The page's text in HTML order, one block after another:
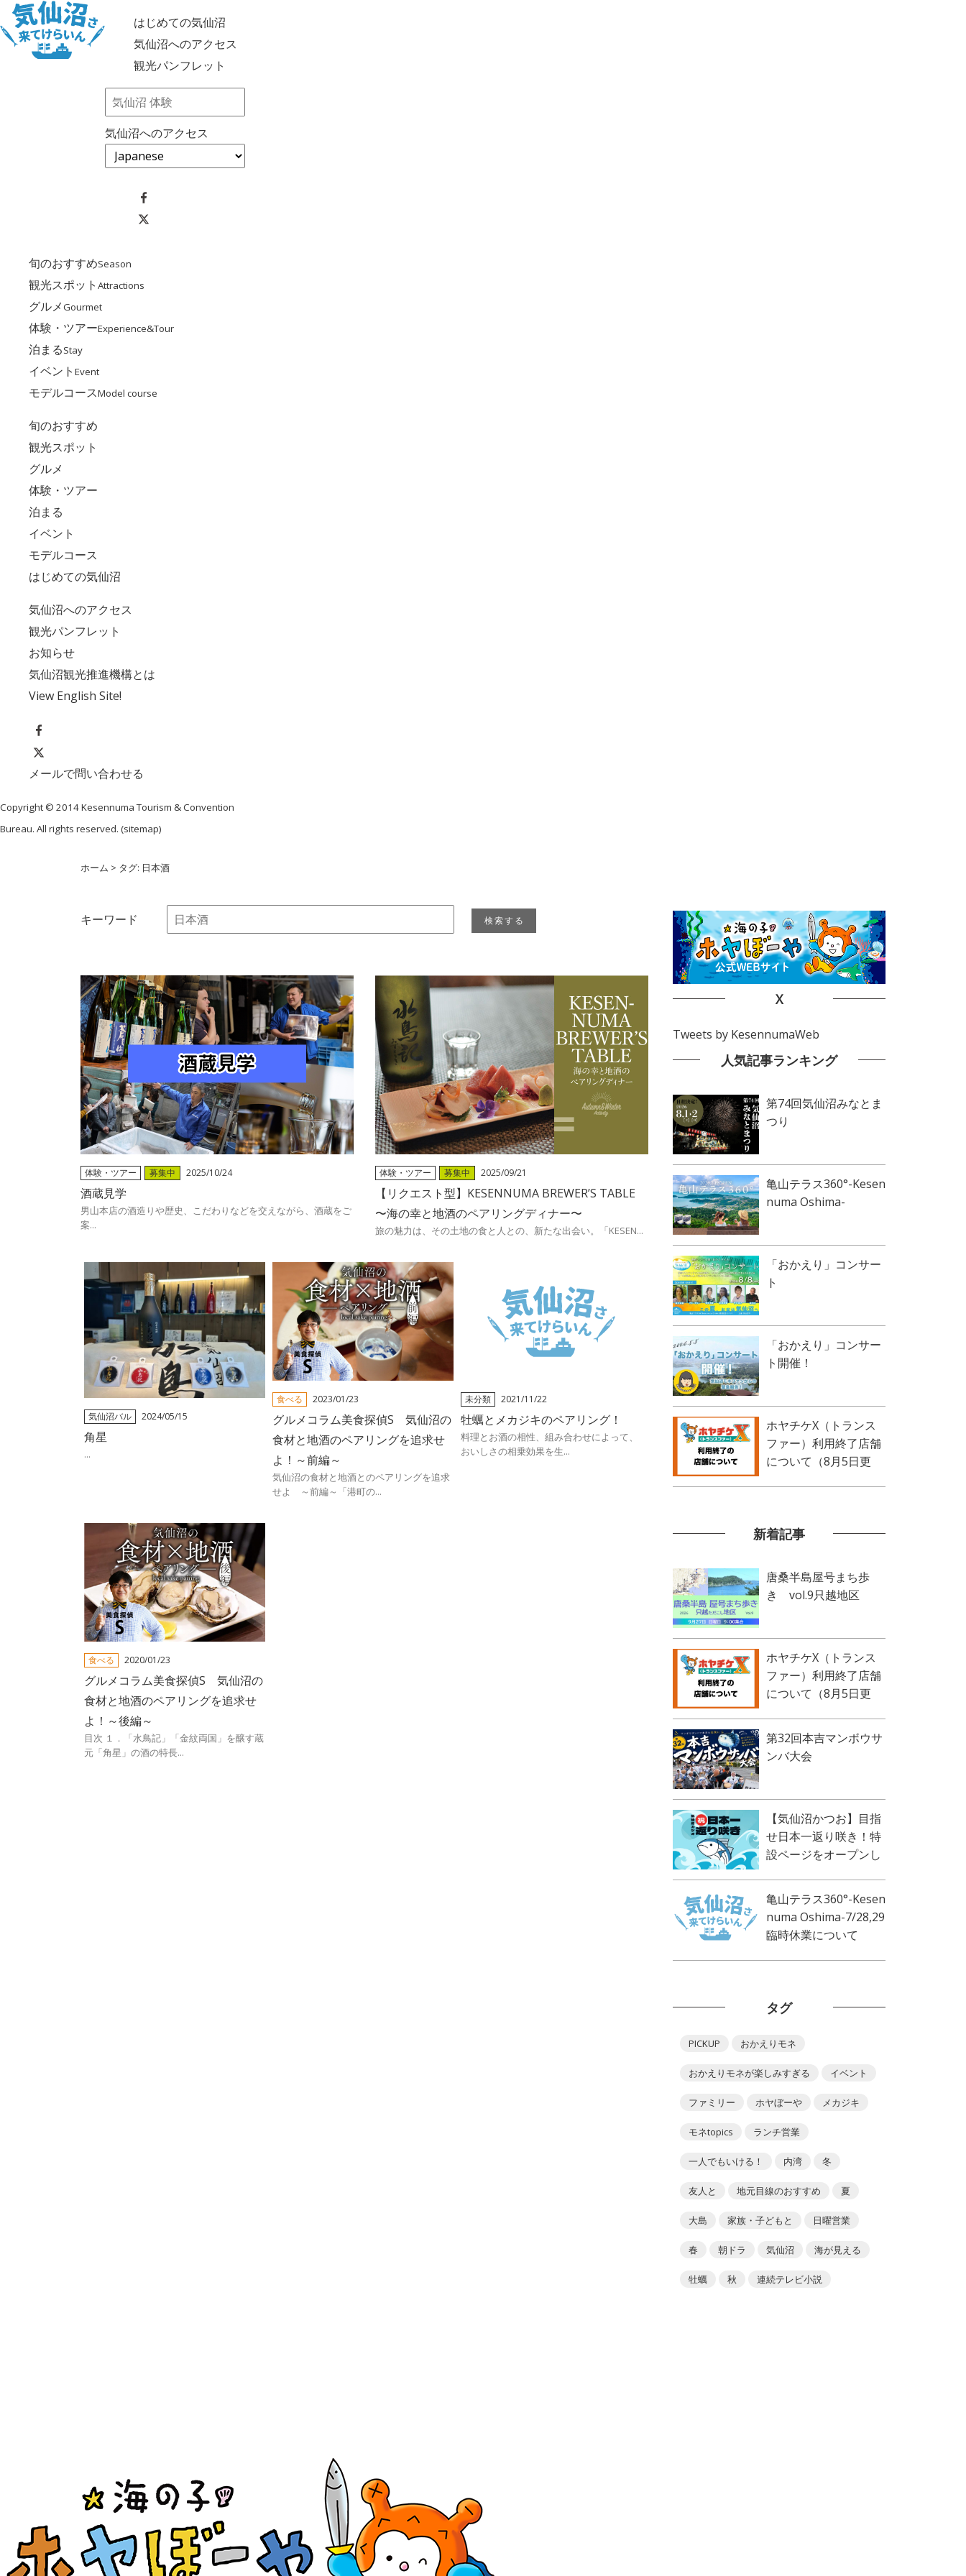
はじめての気仙沼
気仙沼へのアクセス
観光パンフレット
気仙沼へのアクセス
旬のおすすめSeason
観光スポット Attractions
グルメGourmet
体験・ツアーExperience&Tour
泊まるStay
イベント Event
モデルコースModel course
旬のおすすめ
観光スポット
グルメ
体験・ツアー
泊まる
イベント
モデルコース
はじめての気仙沼
気仙沼へのアクセス
観光パンフレット
お知らせ
気仙沼観光推進機構とは
View English Site!
メールで問い合わせる
Copyright © 2014 Kesennuma Tourism & Convention
Bureau. All rights reserved. (sitemap)
ホーム > タグ: 日本酒
キーワード
体験・ツアー 募集中 2025/10/24
酒蔵見学
男山本店の酒造りや歴史、こだわりなどを交えながら、酒蔵をご
案...
体験・ツアー 募集中 2025/09/21
【リクエスト型】KESENNUMA BREWER’S TABLE
〜海の幸と地酒のペアリングディナー〜
旅の魅力は、その土地の食と人との、新たな出会い。「KESEN...
気仙沼バル 2024/05/15
角星
...
食べる 2023/01/23
グルメコラム美食探偵S 気仙沼の
食材と地酒のペアリングを追求せ
よ！～前編～
気仙沼の食材と地酒とのペアリングを追求
せよ ～前編～「港町の...
未分類 2021/11/22
牡蠣とメカジキのペアリング！
料理とお酒の相性、組み合わせによって、
おいしさの相乗効果を生...
食べる 2020/01/23
グルメコラム美食探偵S 気仙沼の
食材と地酒のペアリングを追求せ
よ！～後編～
目次 １．「水鳥記」「金紋両国」を醸す蔵
元「角星」の酒の特長...
X
Tweets by KesennumaWeb
人気記事ランキング
第74回気仙沼みなとま
つり
亀山テラス360°-Kesen
numa Oshima-
「おかえり」コンサー
ト
「おかえり」コンサー
ト開催！
ホヤチケX（トランス
ファー）利用終了店舗
について（8月5日更
新着記事
唐桑半島屋号まち歩
き vol.9只越地区
ホヤチケX（トランス
ファー）利用終了店舗
について（8月5日更
第32回本吉マンボウサ
ンバ大会
【気仙沼かつお】目指
せ日本一返り咲き！特
設ページをオープンし
亀山テラス360°-Kesen
numa Oshima-7/28,29
臨時休業について
タグ
PICKUP おかえりモネ
おかえりモネが楽しみすぎる イベント
ファミリー ホヤぼーや メカジキ
モネtopics ランチ営業
一人でもいける！ 内湾 冬
友人と 地元目線のおすすめ 夏
大島 家族・子どもと 日曜営業
春 朝ドラ 気仙沼 海が見える
牡蠣 秋 連続テレビ小説